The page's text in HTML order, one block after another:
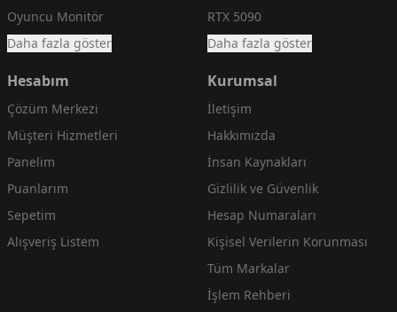
Oyuncu Monitör
Daha fazla göster
RTX 5090
Daha fazla göster
Hesabım
Çözüm Merkezi
Müşteri Hizmetleri
Panelim
Puanlarım
Sepetim
Alışveriş Listem
Kurumsal
İletişim
Hakkımızda
İnsan Kaynakları
Gizlilik ve Güvenlik
Hesap Numaraları
Kişisel Verilerin Korunması
Tüm Markalar
İşlem Rehberi